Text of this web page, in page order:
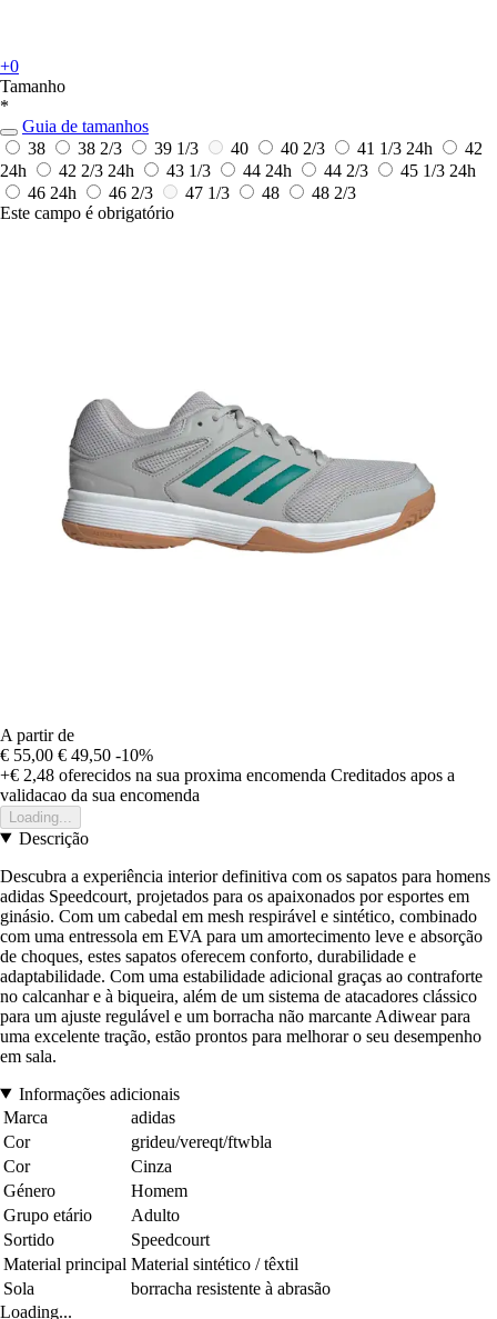
+0
Tamanho
*
Guia de tamanhos
38
38 2/3 39 1/3 40 40 2/3 41 1/3 24h
42
24h
42 2/3 24h 43 1/3 44 24h 44 2/3 45 1/3 24h
46 24h 46 2/3 47 1/3 48
48 2/3
Este campo é obrigatório
A partir de
€ 55,00 € 49,50 -10%
+€ 2,48 oferecidos na sua proxima encomenda Creditados apos a
validacao da sua encomenda
Loading...
Descrição
Descubra a experiência interior definitiva com os sapatos para homens
adidas Speedcourt, projetados para os apaixonados por esportes em
ginásio. Com um cabedal em mesh respirável e sintético, combinado
com uma entressola em EVA para um amortecimento leve e absorção
de choques, estes sapatos oferecem conforto, durabilidade e
adaptabilidade. Com uma estabilidade adicional graças ao contraforte
no calcanhar e à biqueira, além de um sistema de atacadores clássico
para um ajuste regulável e um borracha não marcante Adiwear para
uma excelente tração, estão prontos para melhorar o seu desempenho
em sala.
Informações adicionais
Marca
adidas
Cor
grideu/vereqt/ftwbla
Cor
Cinza
Género
Homem
Grupo etário
Adulto
Sortido
Speedcourt
Material principal Material sintético / têxtil
Sola
borracha resistente à abrasão
Loading...